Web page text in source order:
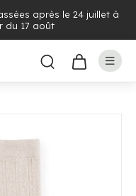
après le 24 juillet à
du 17 août